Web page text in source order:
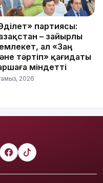
партиясы:
– зайырлы
ал «Заң
тәртіп» қағидаты
міндетті
2026